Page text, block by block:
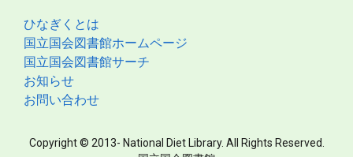
ひなぎくとは
国立国会図書館ホームページ
国立国会図書館サーチ
お知らせ
お問い合わせ
Copyright © 2013- National Diet Library. All Rights Reserved.